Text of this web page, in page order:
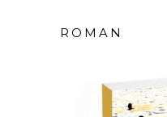
ROMAN